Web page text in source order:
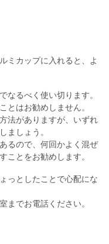
ミカップに入れると、よ
なるべく使い切ります。
とはお勧めしません。
法がありますが、いずれ
ましょう。
るので、何回かよく混ぜ
ことをお勧めします。
っとしたことで心配にな
までお電話ください。